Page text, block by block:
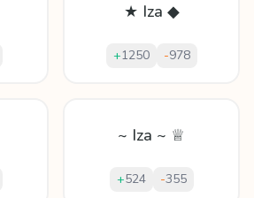
★ Iza ◆
+1250 -978
~ Iza ~ ♕
+524 -355